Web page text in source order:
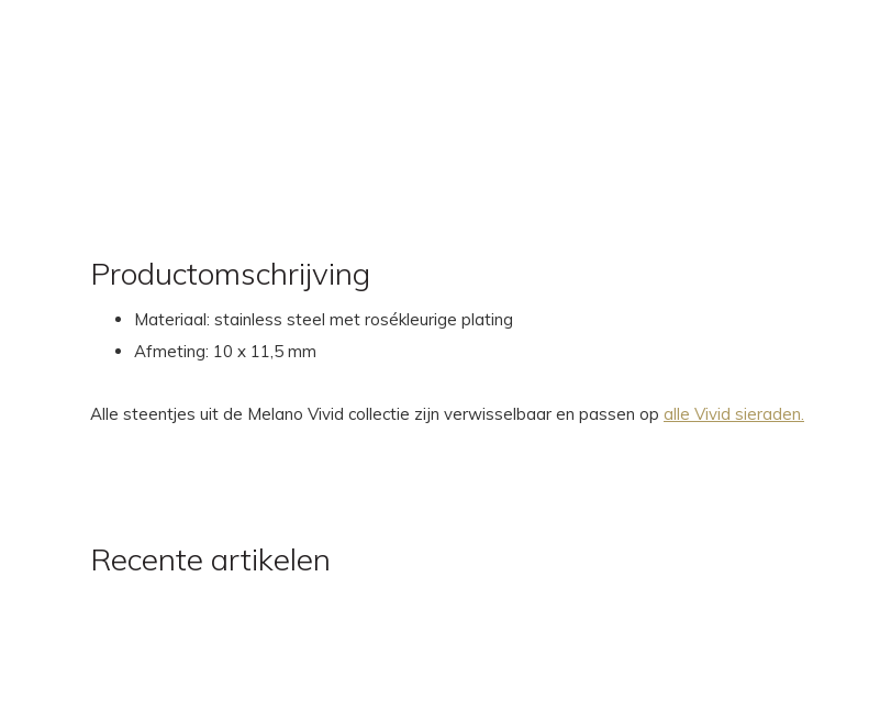
Productomschrijving
Materiaal: stainless steel met rosékleurige plating
Afmeting: 10 x 11,5 mm
Alle steentjes uit de Melano Vivid collectie zijn verwisselbaar en passen op alle Vivid sieraden.
Recente artikelen